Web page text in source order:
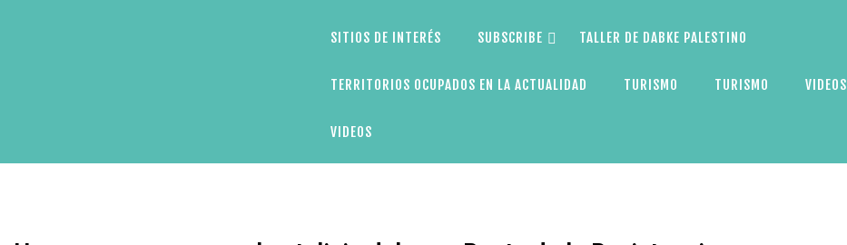
SITIOS DE INTERÉS SUBSCRIBE TALLER DE DABKE PALESTINO
TERRITORIOS OCUPADOS EN LA ACTUALIDAD TURISMO TURISMO VIDEOS
VIDEOS